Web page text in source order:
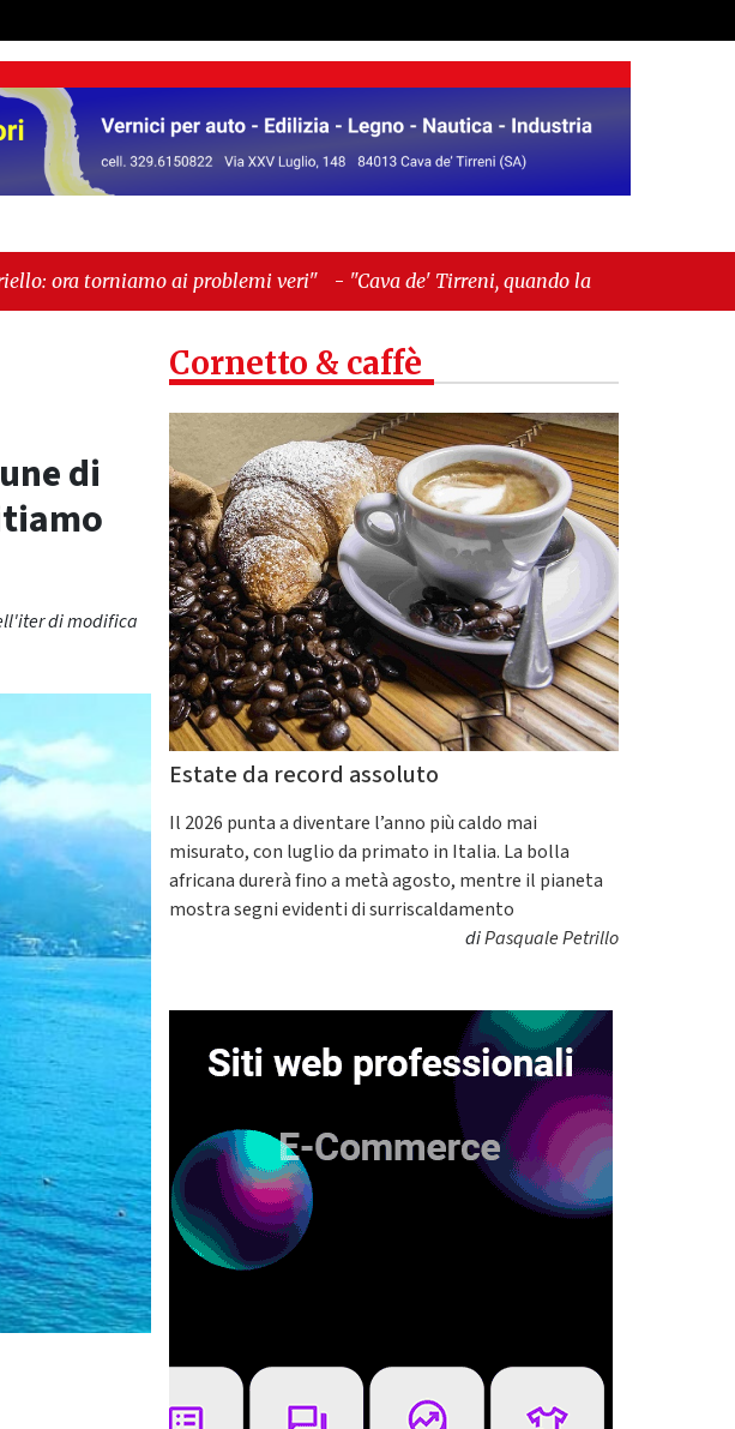
veri" -"Cava de' Tirreni, quando la burocrazia dimentica perché
di
di modifica
Cornetto & caffè
Estate da record assoluto
Il 2026 punta a diventare l’anno più caldo mai
misurato, con luglio da primato in Italia. La bolla
africana durerà fino a metà agosto, mentre il pianeta
mostra segni evidenti di surriscaldamento
diPasquale Petrillo